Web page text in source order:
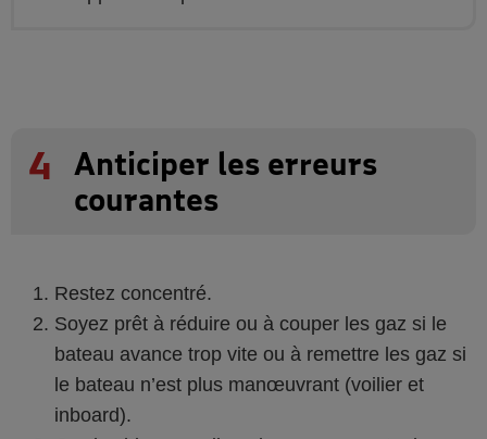
4
Anticiper les erreurs
courantes
Restez concentré.
Soyez prêt à réduire ou à couper les gaz si le
bateau avance trop vite ou à remettre les gaz si
le bateau n’est plus manœuvrant (voilier et
inboard).